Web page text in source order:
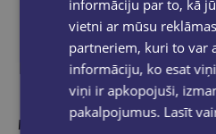
Produkta
PĒTERS BURKĪNS
informāciju par to, kā
vietni ar mūsu
partneriem, kuri to var
informāciju, ko esat
viņi ir apkopojuši,
pakalpojumus. Lasīt